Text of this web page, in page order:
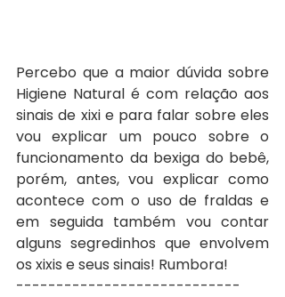
Percebo que a maior dúvida sobre
Higiene Natural é com relação aos
sinais de xixi e para falar sobre eles
vou explicar um pouco sobre o
funcionamento da bexiga do bebê,
porém, antes, vou explicar como
acontece com o uso de fraldas e
em seguida também vou contar
alguns segredinhos que envolvem
os xixis e seus sinais! Rumbora!
----------------------------